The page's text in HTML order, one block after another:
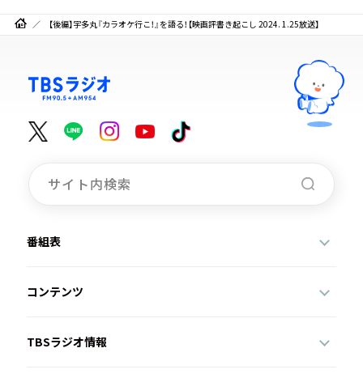
【後編】宇多丸『カラオケ行こ！』を語る！【映画評書き起こし 2024. 1.25放送】
番組表
コンテンツ
TBSラジオ情報